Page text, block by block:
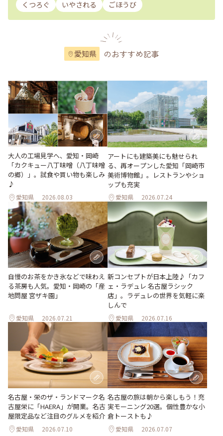
くつろぐ
いやされる ごほうび
愛知県 のおすすめ記事
大人の工場見学へ、愛知・岡崎
「カクキュー八丁味噌（八丁味噌
の郷）」。試食や買い物も楽しみ
♪
愛知県 2026.08.03
アートにも建築美にも魅せられ
る、再オープンした愛知「岡崎市
美術博物館」。レストランやショ
ップも充実
愛知県 2026.07.24
自慢のお茶をかき氷などで味わえ
る茶房も人気。愛知・岡崎の「産
地問屋 宮ザキ園」
愛知県 2026.07.21
新コンセプトが日本上陸♪「カフ
ェ・ラデュレ 名古屋ラシック
店」。ラデュレの世界を気軽に楽
しんで
愛知県 2026.07.16
名古屋・栄のザ・ランドマーク名
古屋栄に「HAERA」が開業。名古
屋限定品など注目のグルメを紹介
愛知県 2026.07.10
名古屋の旅は朝から楽しもう！充
実モーニング20選。個性豊かな小
倉トーストも♪
愛知県 2026.07.07